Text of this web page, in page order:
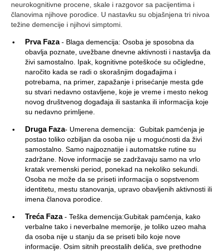
neurokognitivne procene, skale i razgovor sa pacijentima i
članovima njihove porodice. U nastavku su objašnjena tri nivoa
težine demencije i njihovi simptomi.
Prva Faza- Blaga demencija: Osoba je sposobna da
obavlja poznate, uvežbane dnevne aktivnosti i nastavlja da
živi samostalno. Ipak, kognitivne poteškoće su očigledne,
naročito kada se radi o skorašnjim događajima i
potrebama, na primer, zapažanje i prisećanje mesta gde
su stvari nedavno ostavljene, koje je vreme i mesto nekog
novog društvenog događaja ili sastanka ili informacija koje
su nedavno primljene.
Druga Faza- Umerena demencija: Gubitak pamćenja je
postao toliko ozbiljan da osoba nije u mogućnosti da živi
samostalno. Samo najpoznatije i automatske rutine su
zadržane. Nove informacije se zadržavaju samo na vrlo
kratak vremenski period, ponekad na nekoliko sekundi.
Osoba ne može da se priseti informacija o sopstvenom
identitetu, mestu stanovanja, upravo obavljenih aktivnosti ili
imena članova porodice.
Treća Faza- Teška demencija:Gubitak pamćenja, kako
verbalne tako i neverbalne memorije, je toliko uzeo maha
da osoba nije u stanju da se priseti bilo koje nove
informacije. Osim sitnih preostalih delića, sve prethodne